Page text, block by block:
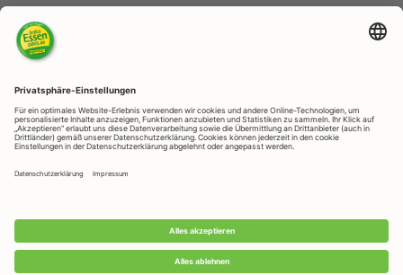
beantworten wir deine Fragen.
Kontaktiere uns hier
Rapunzelstr. 1, 87764 Legau
veggie@rapunzel.de